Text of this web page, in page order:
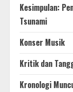
Kesimpulan:
Tsunami
Konser Musik
Kritik dan
Kronologi